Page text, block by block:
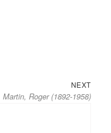
NEXTNext
post:
Martin, Roger (1892-1958)